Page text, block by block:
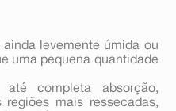
levemente úmida ou
uma pequena quantidade
até completa absorção,
mais ressecadas,